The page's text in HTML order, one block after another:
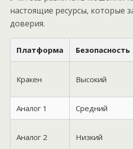
настоящие ресурсы, которые
доверия.
Платформа Безопасность
Кракен Высокий
Аналог 1 Средний
Аналог 2 Низкий